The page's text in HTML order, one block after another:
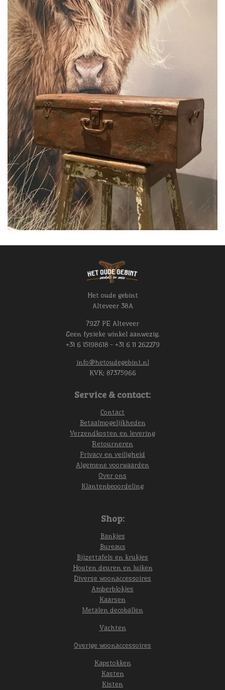
Het oude gebint
Alteveer 38A
7927 PE Alteveer
Geen fysieke winkel aanwezig.
+31 6 15198618 - +31 6 11 262279
info@hetoudegebint.nl
KVK: 87375966
Service & contact:
Contact
Betaalmogelijkheden
Verzendkosten en levering
Retourneren
Privacy en veiligheid
Algemene voorwaarden
Over ons
Klantenbeoordeling
Shop:
Bankjes
Bureaus
Bijzettafels en krukjes
Houten deuren en luiken
Diverse woonaccessoires
Amberblokjes
Kaarsen
Metalen decoballen
Vachten
Overige woonaccessoires
Kapstokken
Kasten
Kisten